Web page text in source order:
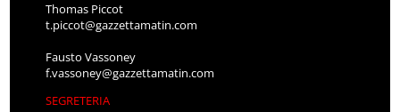
Thomas Piccot
t.piccot@gazzettamatin.com
Fausto Vassoney
f.vassoney@gazzettamatin.com
SEGRETERIA